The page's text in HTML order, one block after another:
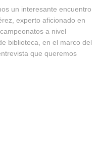
un interesante encuentro
experto aficionado en
a nivel
biblioteca, en el marco del
que queremos